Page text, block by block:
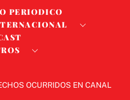
PERIODICO
OCURRIDOS EN CANAL